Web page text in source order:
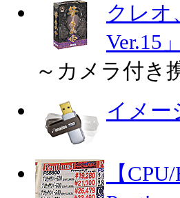
クレオ
Ver.15」
～カメラ付き
イメー
【